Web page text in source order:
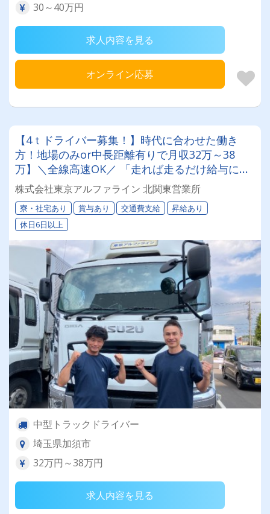
30～40万円
求人内容を見る
オンライン応募
【4ｔドライバー募集！】時代に合わせた働き
方！地場のみor中長距離有りで月収32万～38
万】＼全線高速OK／ 「走れば走るだけ給与に還
元」されるから、モチベーションも常にMAX♪寮
ありで遠方からの応募も大歓迎★
株式会社東京アルファライン 北関東営業所
寮・社宅あり 賞与あり 交通費支給
昇給あり
休日6日以上
中型トラックドライバー
埼玉県加須市
32万円～38万円
求人内容を見る